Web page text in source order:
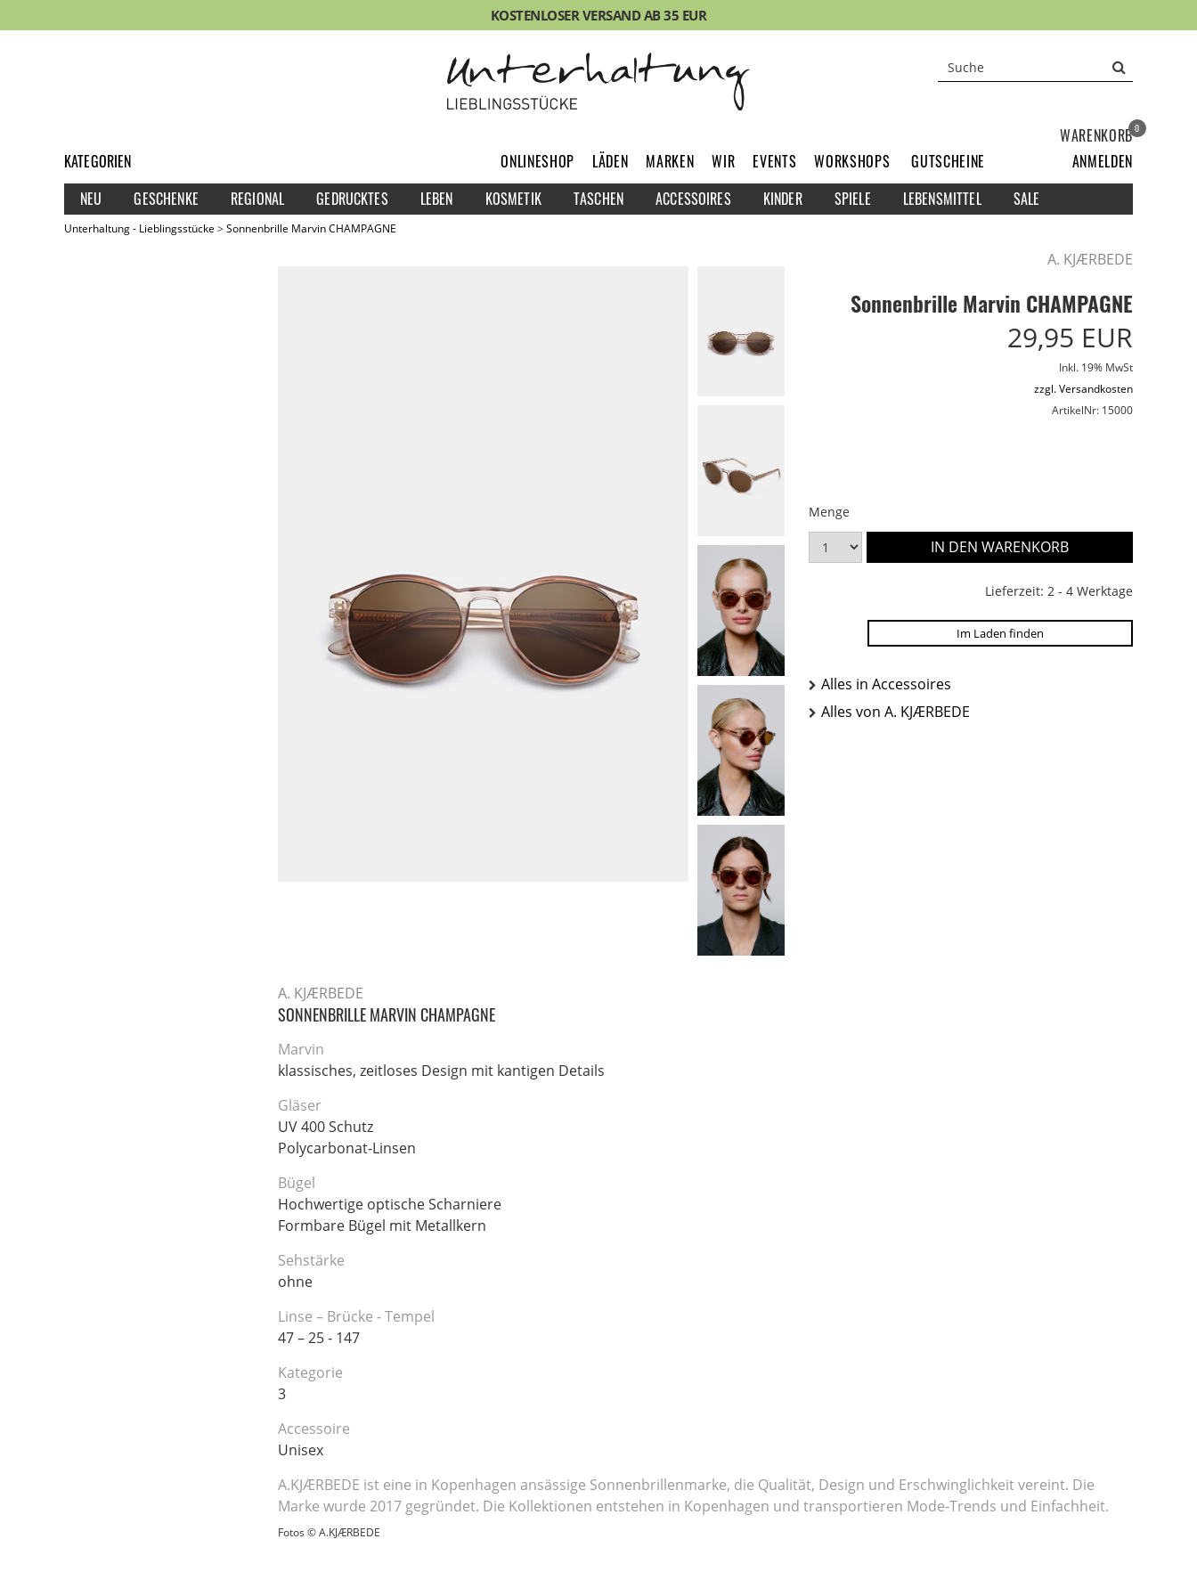
KOSTENLOSER VERSAND AB 35 EUR
KATEGORIEN
NEU
GESCHENKE REGIONAL GEDRUCKTES LEBEN KOSMETIK TASCHEN ACCESSOIRES KINDER SPIELE LEBENSMITTEL SALE
ONLINESHOP LÄDEN MARKEN WIR EVENTS WORKSHOPS GUTSCHEINE
WARENKORB0
ANMELDEN
Unterhaltung - Lieblingsstücke Sonnenbrille Marvin CHAMPAGNE
A. KJÆRBEDE
Sonnenbrille Marvin CHAMPAGNE
29,95 EUR
Inkl. 19% MwSt
zzgl. Versandkosten
ArtikelNr: 15000
Menge
Lieferzeit: 2 - 4 Werktage
Im Laden finden
Alles in Accessoires
Alles von A. KJÆRBEDE
A. KJÆRBEDE
SONNENBRILLE MARVIN CHAMPAGNE
Marvin
klassisches, zeitloses Design mit kantigen Details
Gläser
UV 400 Schutz
Polycarbonat-Linsen
Bügel
Hochwertige optische Scharniere
Formbare Bügel mit Metallkern
Sehstärke
ohne
Linse – Brücke - Tempel
47 – 25 - 147
Kategorie
3
Accessoire
Unisex
A.KJÆRBEDE ist eine in Kopenhagen ansässige Sonnenbrillenmarke, die Qualität, Design und Erschwinglichkeit vereint. Die
Marke wurde 2017 gegründet. Die Kollektionen entstehen in Kopenhagen und transportieren Mode-Trends und Einfachheit.
Fotos © A.KJÆRBEDE